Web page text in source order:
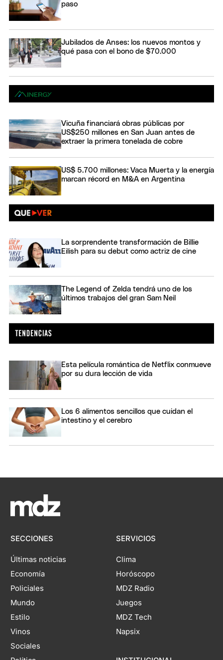
paso
Jubilados de Anses: los nuevos montos y
qué pasa con el bono de $70.000
Vicuña financiará obras públicas por
US$250 millones en San Juan antes de
extraer la primera tonelada de cobre
US$ 5.700 millones: Vaca Muerta y la energía
marcan récord en M&A en Argentina
La sorprendente transformación de Billie
Eilish para su debut como actriz de cine
The Legend of Zelda tendrá uno de los
últimos trabajos del gran Sam Neil
Esta película romántica de Netflix conmueve
por su dura lección de vida
Los 6 alimentos sencillos que cuidan el
intestino y el cerebro
SECCIONES
Últimas noticias
Economía
Policiales
Mundo
Estilo
Vinos
Sociales
SERVICIOS
Clima
Horóscopo
MDZ Radio
Juegos
MDZ Tech
Napsix